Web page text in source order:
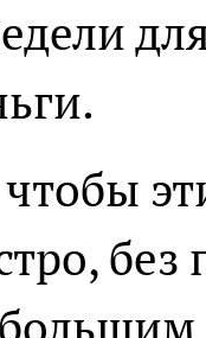
без